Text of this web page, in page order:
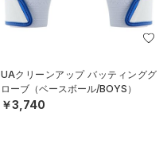
UAクリーンアップ バッティンググ
ローブ（ベースボール/BOYS）
￥3,740